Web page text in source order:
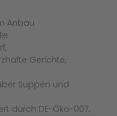
Anbau
Gerichte,
Suppen und
durch DE-Öko-007.